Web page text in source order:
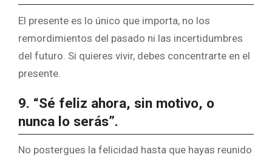
El presente es lo único que importa, no los
remordimientos del pasado ni las incertidumbres
del futuro. Si quieres vivir, debes concentrarte en el
presente.
9. “Sé feliz ahora, sin motivo, o
nunca lo serás”.
No postergues la felicidad hasta que hayas reunido